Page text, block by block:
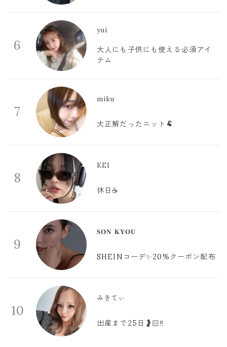
6
yui
大人にも子供にも使える必須アイ
テム
7
miku
大正解だったニット🐏
8
KEI
休日☕️
9
𝐒𝐎𝐍 𝐊𝐘𝐎𝐔
SHEINコーデ✨20%クーポン配布
10
みきてぃ
出産まで25日🤰🏻‼️